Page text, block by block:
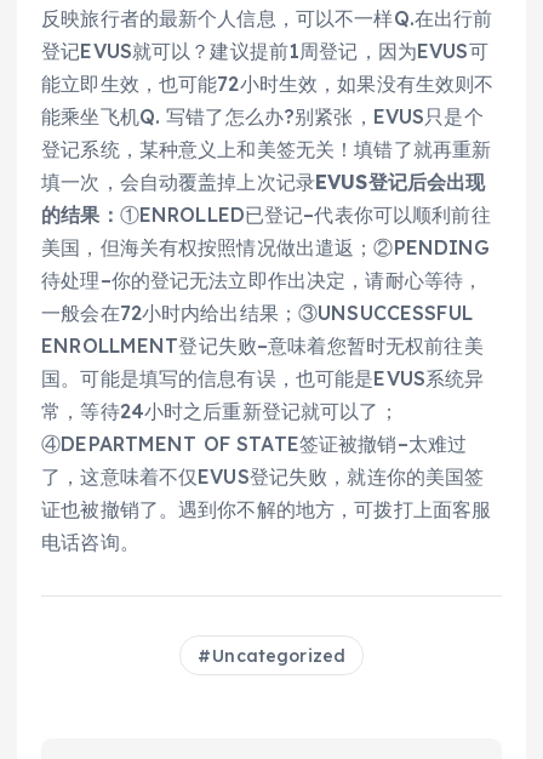
反映旅行者的最新个人信息，可以不一样Q.在出行前
登记EVUS就可以？建议提前1周登记，因为EVUS可
能立即生效，也可能72小时生效，如果没有生效则不
能乘坐飞机Q. 写错了怎么办?别紧张，EVUS只是个
登记系统，某种意义上和美签无关！填错了就再重新
填一次，会自动覆盖掉上次记录EVUS登记后会出现
的结果： ①ENROLLED已登记–代表你可以顺利前往
美国，但海关有权按照情况做出遣返；②PENDING
待处理–你的登记无法立即作出决定，请耐心等待，
一般会在72小时内给出结果；③UNSUCCESSFUL
ENROLLMENT登记失败–意味着您暂时无权前往美
国。可能是填写的信息有误，也可能是EVUS系统异
常，等待24小时之后重新登记就可以了；
④DEPARTMENT OF STATE签证被撤销–太难过
了，这意味着不仅EVUS登记失败，就连你的美国签
证也被撤销了。遇到你不解的地方，可拨打上面客服
电话咨询。
Uncategorized